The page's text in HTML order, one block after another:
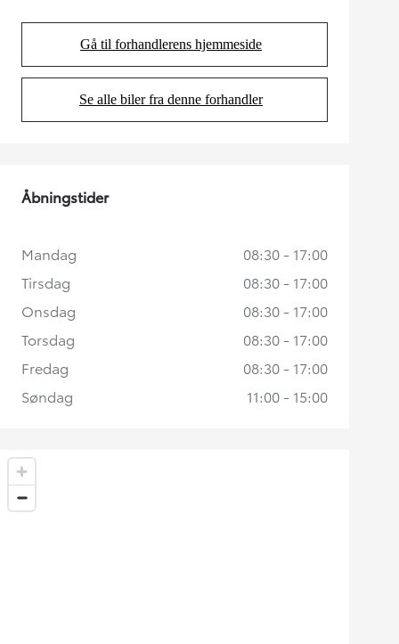
Gå til forhandlerens hjemmeside
(Opens in new tab)
Se alle biler fra denne forhandler
(Opens in new tab)
Åbningstider
Mandag
08:30 - 17:00
Tirsdag
08:30 - 17:00
Onsdag
08:30 - 17:00
Torsdag
08:30 - 17:00
Fredag
08:30 - 17:00
Søndag
11:00 - 15:00